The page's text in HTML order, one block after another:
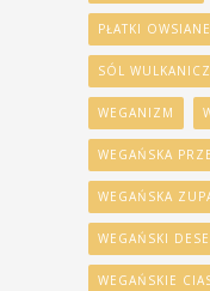
PŁATKI OWSIANE
SÓL
WEGANIZM
WEGAŃSKA
WEGAŃSKA
WEGAŃSKI
WEGAŃSKIE